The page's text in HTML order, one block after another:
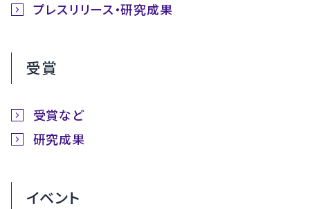
プレスリリース・研究成果
受賞
受賞など
研究成果
イベント